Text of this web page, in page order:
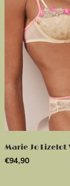
Marie Jo Lizelot
€94,90